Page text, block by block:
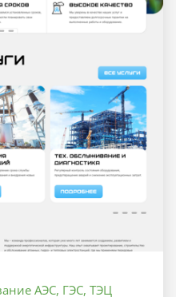
АЭС, ГЭС, ТЭЦ